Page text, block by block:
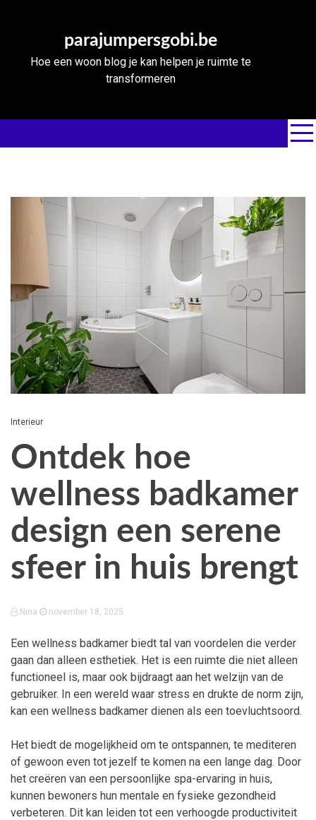
parajumpersgobi.be
Hoe een woon blog je kan helpen je ruimte te
transformeren
Interieur
Ontdek hoe
wellness badkamer
design een serene
sfeer in huis brengt
Nina november 18, 2025
Een wellness badkamer biedt tal van voordelen die verder
gaan dan alleen esthetiek. Het is een ruimte die niet alleen
functioneel is, maar ook bijdraagt aan het welzijn van de
gebruiker. In een wereld waar stress en drukte de norm zijn,
kan een wellness badkamer dienen als een toevluchtsoord.
Het biedt de mogelijkheid om te ontspannen, te mediteren
of gewoon even tot jezelf te komen na een lange dag. Door
het creëren van een persoonlijke spa-ervaring in huis,
kunnen bewoners hun mentale en fysieke gezondheid
verbeteren. Dit kan leiden tot een verhoogde productiviteit